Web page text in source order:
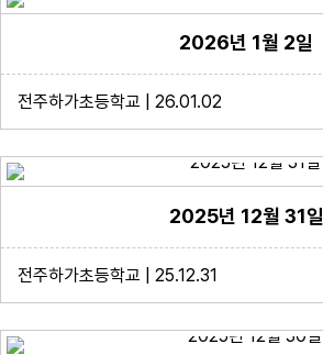
2026년 1월 2일
전주하가초등학교 | 26.01.02
2025년 12월 31일
전주하가초등학교 | 25.12.31